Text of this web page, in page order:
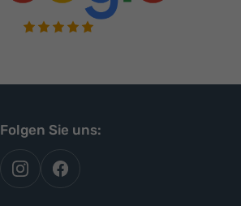
Folgen Sie uns:
autoflex
auf
autoflex24
auf